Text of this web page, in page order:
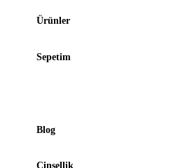
Ürünler
Sepetim
Blog
Cinsellik